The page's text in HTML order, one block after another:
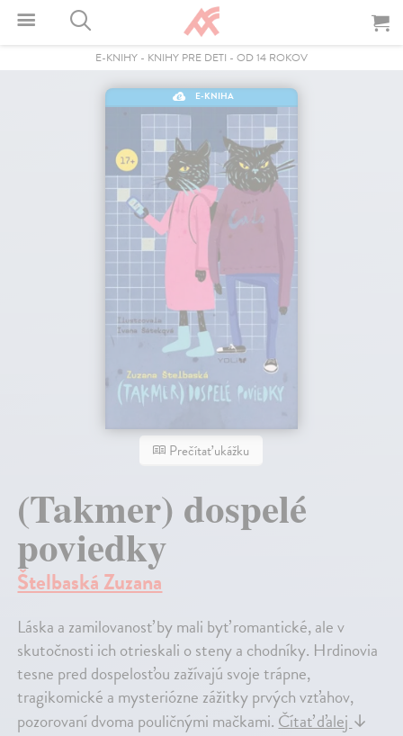
E-KNIHY - KNIHY PRE DETI - OD 14 ROKOV
E-KNIHA
Prečítať ukážku
(Takmer) dospelé
poviedky
Štelbaská Zuzana
Láska a zamilovanosť by mali byť romantické, ale v
skutočnosti ich otrieskali o steny a chodníky. Hrdinovia
tesne pred dospelosťou zažívajú svoje trápne,
tragikomické a mysteriózne zážitky prvých vzťahov,
pozorovaní dvoma pouličnými mačkami.Čítať ďalej↓